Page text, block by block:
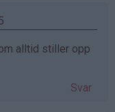
alltid stiller opp
Svar